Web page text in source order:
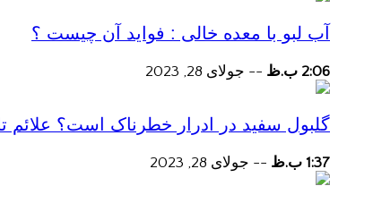
آب لبو با معده خالی : فواید آن چیست ؟
2:06 ب.ظ -- جولای 28, 2023
گلبول سفید در ادرار خطرناک است؟ علائم
1:37 ب.ظ -- جولای 28, 2023